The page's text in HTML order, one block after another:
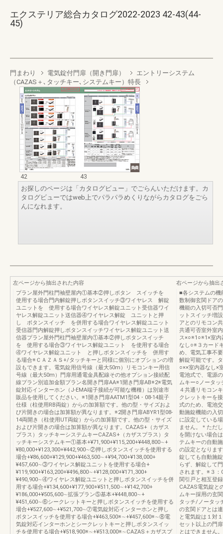
エクステリア総合カタログ2022-2023 42-43(44-
45)
門まわり 電気錠付門扉（開き門扉）
エントリーシステム
（CAZAS＋､タッチキー､システムキー）特長
42
43
お探しのページは「カタログビュー」でごらんいただけます。カ
タログビューではweb上でパラパラめくりながらカタログをごら
んになれます。
左ページから抽出された内容
プラン屋外門柱門袖壁屋内①基本②押しボタン スイッチを
使用する場合門内解錠押しボタンスイッチ③ワイヤレス 解錠
ユニットを 使用する場合ワイヤレス解錠ユニット受信器ワイ
ヤレス解錠ユニット送信器④ワイヤレス解錠 ユニットと押
し ボタンスイッチ を併用する場合ワイヤレス解錠ユニット
受信器門内解錠押しボタンスイッチワイヤレス解錠ユニット送
信器プラン屋外門柱門袖壁屋内①基本②押しボタンスイッチ
を 使用する場合③ワイヤレス解錠ユニット を使用する場合
④ワイヤレス解錠ユニット と押しボタンスイッチを 併用す
る場合※ＣＡＺＡＳ+/タッチキーと同様に個別にオプションの増
設もできます。電気錠用信号線（最大50m）リモコンキー用信
号線（最大50m）門扉用通電金具配線その他オプション接続配
線プラン別追加金額プラン名開き門扉AA※1開き門扉AB※2※電気
錠対応インターホン（J-EMA端子接続が可能な機種）は別途市
販品を使用してください。※1開き門扉AATM1型04・08-14親子
仕様（柱使用RB両錠）からの加算額です。他の型・サイズおよ
び片開きの場合は加算額が異なります。※2開き門扉ABYR1型08-
14両開き（柱使用UT両錠）からの加算額です。他の型・サイズ
および片開きの場合は加算額が異なります。CAZAS+（カザス
プラス）タッチキーシステムキーCAZAS+（カザスプラス）タ
ッチキーシステムキー①基本+¥71,900+¥115,200+¥448,800∼+
¥80,000+¥123,300+¥442,900∼②押しボタンスイッチを使用する
場合+¥86,600+¥129,900+¥463,500∼+¥94,700+¥138,000+
¥457,600∼③ワイヤレス解錠ユニットを使用する場合+
¥119,900+¥163,200+¥496,800∼+¥128,000+¥171,300+
¥490,900∼④ワイヤレス解錠ユニットと押しボタンスイッチを併
用する場合+¥134,600+¥177,900+¥511,500∼+¥142,700+
¥186,000+¥505,600∼拡張プラン⑤基本+¥448,800∼+
¥451,600∼⑥シークレットキーと押しボタンスイッチを使用する
場合+¥527,600∼+¥521,700∼⑦電気錠対応インターホンと押し
ボタンスイッチを使用する場合+¥463,500※∼+¥457,600※∼⑧電
気錠対応インターホンとシークレットキーと押しボタンスイッ
チを使用する場合+¥518,900※∼+¥513,000※∼CAZAS＋カザスプ
右ページから抽出
■各システムの機
数制御玄関ドア
機能の入切可否
ットスイッチ増
アとのリモコン
共通可否室外室
ス×○※1○※1×室内
なし○※３カード
め、電気工事不
解錠可能です。
○××室内器なし×
電池式で、電源
ムキー○ノータ
４共通リモコン
クレットキーを
式のため、電池
動施錠機能の入
に設定している
ません。＊ただ
を開けない場合
テムキーの自動
の設定となりま
錠しても自動施
らず、解錠して
されます。※３
関引戸と相互登
CAZAS電気錠と
ムキー採用の玄
タッチ/ノータッ
の玄関ドアとは
と電気錠は１対
セット以上の門
とはできません